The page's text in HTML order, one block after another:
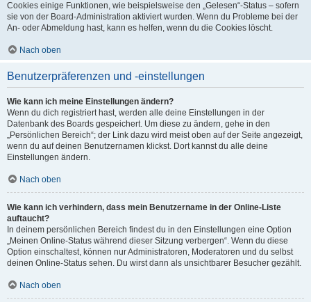
Cookies einige Funktionen, wie beispielsweise den „Gelesen“-Status – sofern
sie von der Board-Administration aktiviert wurden. Wenn du Probleme bei der
An- oder Abmeldung hast, kann es helfen, wenn du die Cookies löscht.
Nach oben
Benutzerpräferenzen und -einstellungen
Wie kann ich meine Einstellungen ändern?
Wenn du dich registriert hast, werden alle deine Einstellungen in der
Datenbank des Boards gespeichert. Um diese zu ändern, gehe in den
„Persönlichen Bereich“; der Link dazu wird meist oben auf der Seite angezeigt,
wenn du auf deinen Benutzernamen klickst. Dort kannst du alle deine
Einstellungen ändern.
Nach oben
Wie kann ich verhindern, dass mein Benutzername in der Online-Liste
auftaucht?
In deinem persönlichen Bereich findest du in den Einstellungen eine Option
„Meinen Online-Status während dieser Sitzung verbergen“. Wenn du diese
Option einschaltest, können nur Administratoren, Moderatoren und du selbst
deinen Online-Status sehen. Du wirst dann als unsichtbarer Besucher gezählt.
Nach oben